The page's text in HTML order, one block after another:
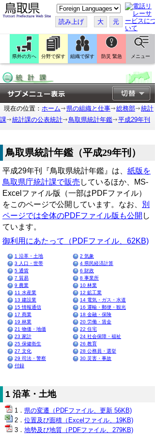
こ
の
ペ
ー
ジ
翻
訳
す
読み上げ 大 元
県外の方へ 分野で探す 組織で探す 防災 緊急 メニュー
現在の位置： ホーム 県の組織と仕事 総務部
統計
課
統計課の公表統計 鳥取県統計年鑑 平成29年刊
鳥取県統計年鑑（平成29年刊）
平成29年刊『鳥取県統計年鑑』は、 紙版を
鳥取県庁統計課で販売 しているほか、MS-
Excelファイル版（一部はPDFファイル）
をこのページで公開しています。なお、
別
ページでは全体のPDFファイル版も公開 し
ています。
御利用にあたって（PDFファイル、62KB)
1 沿革・土地
2 気象
3 人口・世帯
4 県民経済計算
5 通貨
6 財政
7 貿易
8 事業所
9 農業
10 林業
11 水産業
12 鉱工業
13 建設業
14 電気・ガス・水道
15 情報通信
16 運輸・郵便・観光
17 商業
18 金融・保険
19 林業
20 労働・賃金
21 物価・地価
22 住宅
23 家計
24 社会保障・福祉
25 保健衛生
26 教育
27 文化
28 公務員・選挙
29 司法・警察
30 災害・事故
付録
1 沿革・土地
県の変遷（PDFファイル、更新 56KB)
位置及び面積（Excelファイル、19KB)
地勢及び地質（PDFファイル、279KB)